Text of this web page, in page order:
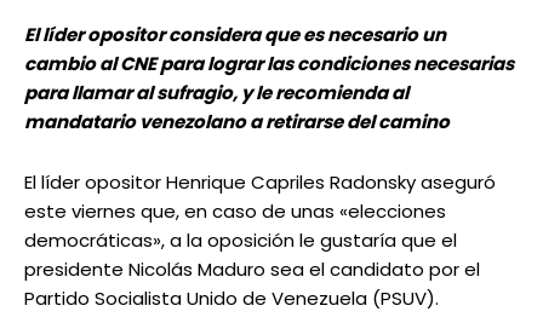
El líder opositor considera que es necesario un
cambio al CNE para lograr las condiciones necesarias
para llamar al sufragio, y le recomienda al
mandatario venezolano a retirarse del camino
El líder opositor Henrique Capriles Radonsky aseguró
este viernes que, en caso de unas «elecciones
democráticas», a la oposición le gustaría que el
presidente Nicolás Maduro sea el candidato por el
Partido Socialista Unido de Venezuela (PSUV).